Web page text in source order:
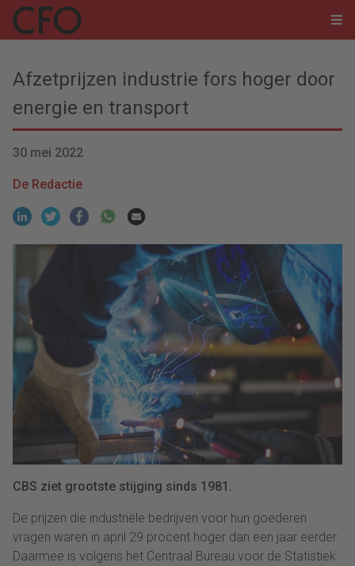
Afzetprijzen industrie fors hoger door
energie en transport
30 mei 2022
De Redactie
CBS ziet grootste stijging sinds 1981.
De prijzen die industriële bedrijven voor hun goederen
vragen waren in april 29 procent hoger dan een jaar eerder.
Daarmee is volgens het Centraal Bureau voor de Statistiek